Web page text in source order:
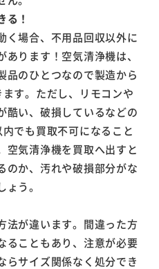
！
く場合、不用品回収以外に
ります！空気清浄機は、
品のひとつなので製造から
す。ただし、リモコンや
酷い、破損しているなどの
でも買取不可になること
空気清浄機を買取へ出すと
のか、汚れや破損部分がな
う。
法が違います。間違った方
ることもあり、注意が必要
らサイズ関係なく処分でき